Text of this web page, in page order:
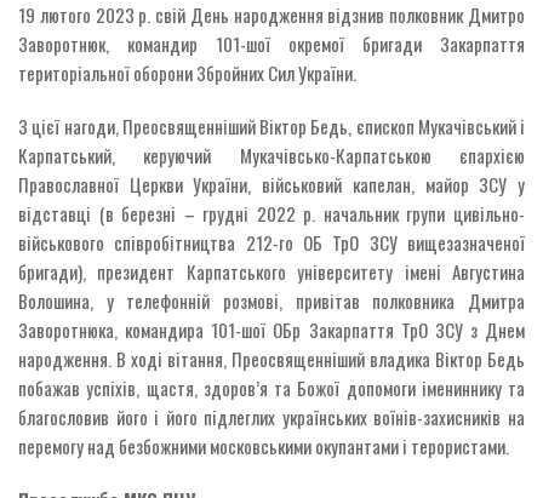
19 лютого 2023 р. свій День народження відзнив полковник Дмитро
Заворотнюк, командир 101-шої окремої бригади Закарпаття
територіальної оборони Збройних Сил України.
З цієї нагоди, Преосвященніший Віктор Бедь, єпископ Мукачівський і
Карпатський, керуючий Мукачівсько-Карпатською єпархією
Православної Церкви України, військовий капелан, майор ЗСУ у
відставці (в березні – грудні 2022 р. начальник групи цивільно-
військового співробітництва 212-го ОБ ТрО ЗСУ вищезазначеної
бригади), президент Карпатського університету імені Августина
Волошина, у телефонній розмові, привітав полковника Дмитра
Заворотнюка, командира 101-шої ОБр Закарпаття ТрО ЗСУ з Днем
народження. В ході вітання, Преосвященніший владика Віктор Бедь
побажав успіхів, щастя, здоров’я та Божої допомоги імениннику та
благословив його і його підлеглих українських воїнів-захисників на
перемогу над безбожними московськими окупантами і терористами.